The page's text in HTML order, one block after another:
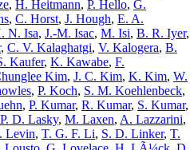
, H. Heitmann, P. Hello, G.
, C. Horst, J. Hough, E. A.
N. Isa, J.-M. Isac, M. Isi, B. R. Iyer,
, C. V. Kalaghatgi, V. Kalogera, B.
Kaufer, K. Kawabe, F.
Kim, J. C. Kim, K. Kim, W.
, P. Koch, S. M. Koehlenbeck,
, P. Kumar, R. Kumar, S. Kumar,
P. D. Lasky, M. Laxen, A. Lazzarini,
Levin, T. G. F. Li, S. D. Linker, T.